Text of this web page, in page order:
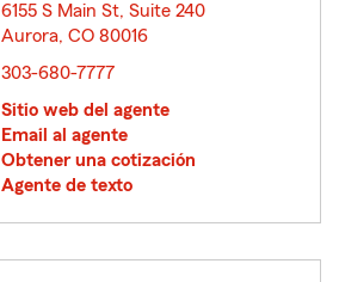
6155 S Main St, Suite 240
Aurora, CO 80016
303-680-7777
Sitio web del agente
Email al agente
Obtener una cotización
Agente de texto